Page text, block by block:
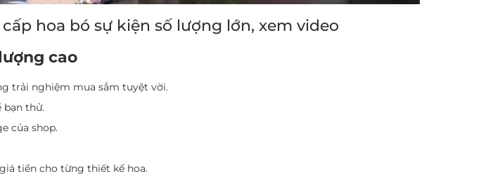
hoa bó sự kiện số lượng lớn, xem video
cao
trải nghiệm mua sắm tuyệt vời.
bạn thử.
của shop.
tiền cho từng thiết kế hoa.